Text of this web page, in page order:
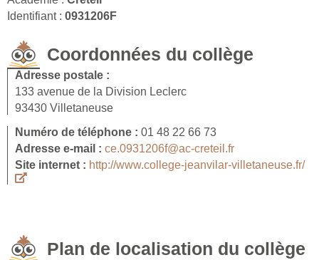
Identifiant : 0931206F
Coordonnées du collège
Adresse postale :
133 avenue de la Division Leclerc
93430 Villetaneuse
Numéro de téléphone : 01 48 22 66 73
Adresse e-mail : ce.0931206f@ac-creteil.fr
Site internet : http://www.college-jeanvilar-villetaneuse.fr/
Plan de localisation du collège